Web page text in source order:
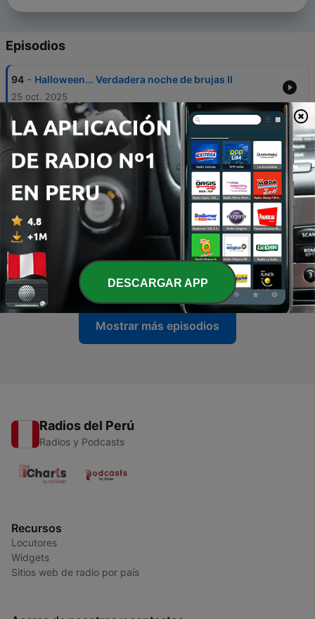
Episodios
94 - Halloween... Verdadera noche de brujas II
25 oct. 2025
93 - Halloween... Verdadera noche de brujas I
25 oct. 2025
92 - Conforme a tu fe sea hecho
05 oct. 2025
91 Cuando buscas al señor
05 oct. 2025
Estén alerta
05 oct. 2025
Mostrar más episodios
Radios del Perú
Radios y Podcasts
Recursos
Locutores
Widgets
Sitios web de radio por país
DESCARGAR APP